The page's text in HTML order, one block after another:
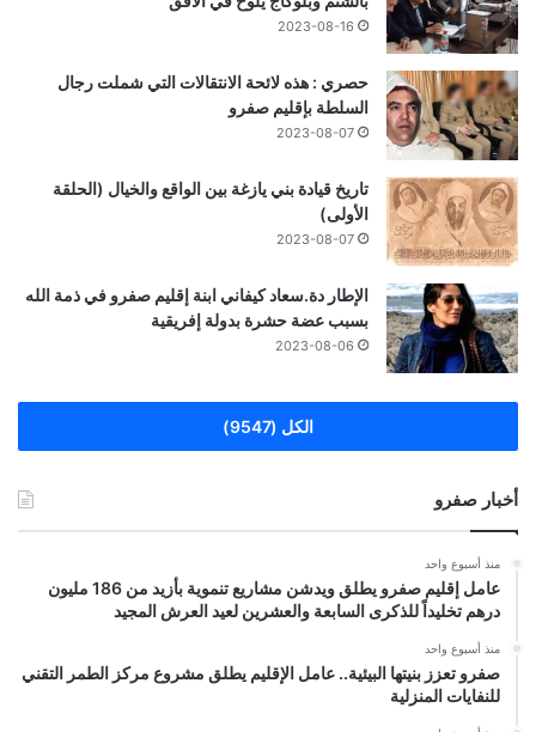
2023-08-16
حصري : هذه لائحة الانتقالات التي شملت رجال
السلطة بإقليم صفرو
2023-08-07
تاريخ قيادة بني يازغة بين الواقع والخيال (الحلقة
الأولى)
2023-08-07
الإطار دة.سعاد كيفاني ابنة إقليم صفرو في ذمة الله
بسبب عضة حشرة بدولة إفريقية
2023-08-06
الكل (9547)
أخبار صفرو
منذ أسبوع واحد
عامل إقليم صفرو يطلق ويدشن مشاريع تنموية بأزيد من 186 مليون
درهم تخليداً للذكرى السابعة والعشرين لعيد العرش المجيد
منذ أسبوع واحد
صفرو تعزز بنيتها البيئية.. عامل الإقليم يطلق مشروع مركز الطمر التقني
للنفايات المنزلية